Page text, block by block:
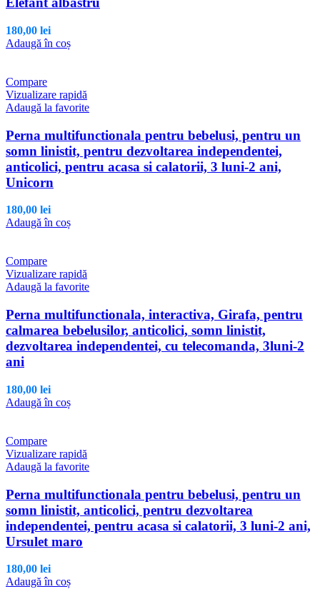
180,00 lei
Adaugă în coș
Compare
Vizualizare rapidă
Adaugă la favorite
Perna multifunctionala pentru bebelusi, pentru un
somn linistit, pentru dezvoltarea independentei,
anticolici, pentru acasa si calatorii, 3 luni-2 ani,
Unicorn
180,00 lei
Adaugă în coș
Compare
Vizualizare rapidă
Adaugă la favorite
Perna multifunctionala, interactiva, Girafa, pentru
calmarea bebelusilor, anticolici, somn linistit,
dezvoltarea independentei, cu telecomanda, 3luni-2
ani
180,00 lei
Adaugă în coș
Compare
Vizualizare rapidă
Adaugă la favorite
Perna multifunctionala pentru bebelusi, pentru un
somn linistit, anticolici, pentru dezvoltarea
independentei, pentru acasa si calatorii, 3 luni-2 ani,
Ursulet maro
180,00 lei
Adaugă în coș